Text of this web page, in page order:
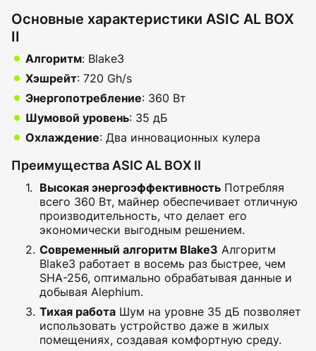
Основные характеристики ASIC AL BOX
II
Алгоритм: Blake3
Хэшрейт: 720 Gh/s
Энергопотребление: 360 Вт
Шумовой уровень: 35 дБ
Охлаждение: Два инновационных кулера
Преимущества ASIC AL BOX II
Высокая энергоэффективность Потребляя
всего 360 Вт, майнер обеспечивает отличную
производительность, что делает его
экономически выгодным решением.
Современный алгоритм Blake3 Алгоритм
Blake3 работает в восемь раз быстрее, чем
SHA-256, оптимально обрабатывая данные и
добывая Alephium.
Тихая работа Шум на уровне 35 дБ позволяет
использовать устройство даже в жилых
помещениях, создавая комфортную среду.